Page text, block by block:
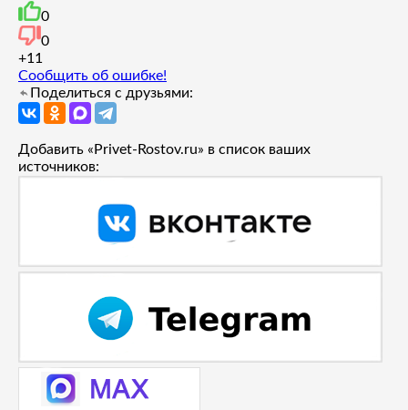
0
0
+1 1
Сообщить об ошибке!
Поделиться с друзьями:
Добавить «Privet-Rostov.ru» в список ваших
источников: